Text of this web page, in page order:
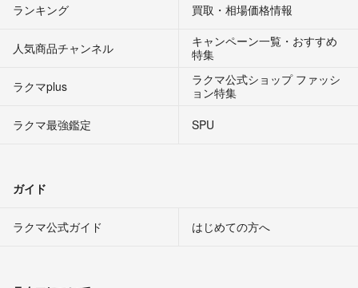
ランキング 買取・相場価格情報
人気商品チャンネル
キャンペーン一覧・おすすめ
特集
ラクマplus
ラクマ公式ショップ ファッシ
ョン特集
ラクマ最強鑑定
SPU
ガイド
ラクマ公式ガイド はじめての方へ